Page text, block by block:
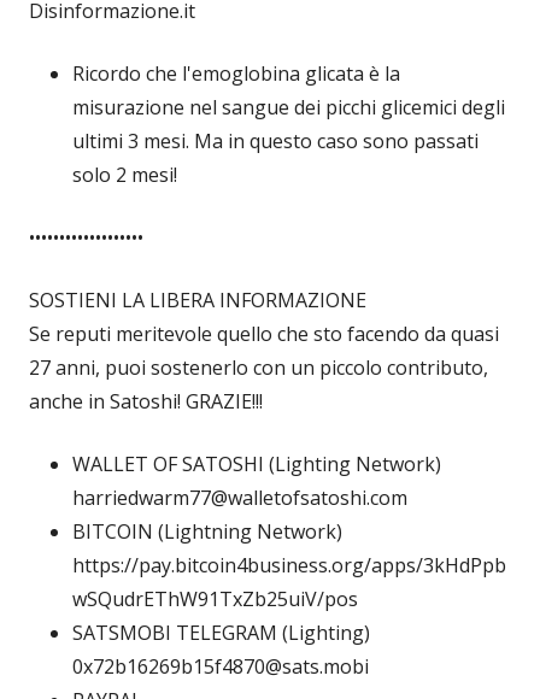
Disinformazione.it
Ricordo che l'emoglobina glicata è la
misurazione nel sangue dei picchi glicemici degli
ultimi 3 mesi. Ma in questo caso sono passati
solo 2 mesi!
•••••••••••••••••••
SOSTIENI LA LIBERA INFORMAZIONE
Se reputi meritevole quello che sto facendo da quasi
27 anni, puoi sostenerlo con un piccolo contributo,
anche in Satoshi! GRAZIE!!!
WALLET OF SATOSHI (Lighting Network)
harriedwarm77@walletofsatoshi.com
BITCOIN (Lightning Network)
https://pay.bitcoin4business.org/apps/3kHdPpb
wSQudrEThW91TxZb25uiV/pos
SATSMOBI TELEGRAM (Lighting)
0x72b16269b15f4870@sats.mobi